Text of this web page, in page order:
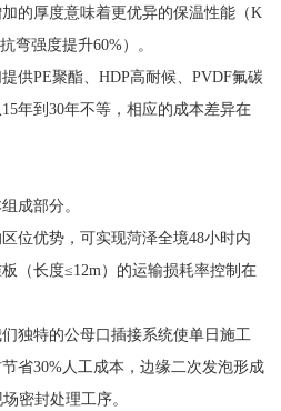
的厚度意味着更优异的保温性能（K
弯强度提升60%）。
供PE聚酯、HDP高耐候、PVDF氟碳
年到30年不等，相应的成本差异在
成部分。
位优势，可实现菏泽全境48小时内
（长度≤12m）的运输损耗率控制在
独特的公母口插接系统使单日施工
省30%人工成本，边缘二次发泡形成
密封处理工序。